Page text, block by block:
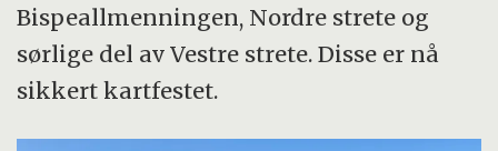
Bispeallmenningen, Nordre strete og
sørlige del av Vestre strete. Disse er nå
sikkert kartfestet.